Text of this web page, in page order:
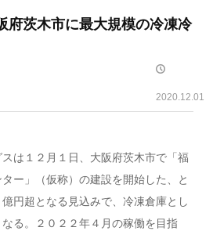
茨木市に最大規模の冷凍冷
2020.12.01
は１２月１日、大阪府茨木市で「福
ー」（仮称）の建設を開始した、と
円超となる見込みで、冷凍倉庫とし
る。２０２２年４月の稼働を目指